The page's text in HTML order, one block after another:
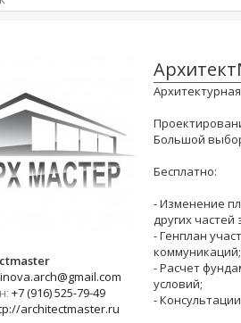
+7 (916) 525-79-49
architectmaster.ru
Большой
Бесплатно:
- Изменение
других частей
- Генплан
коммуникаций;
- Расчет
условий;
-